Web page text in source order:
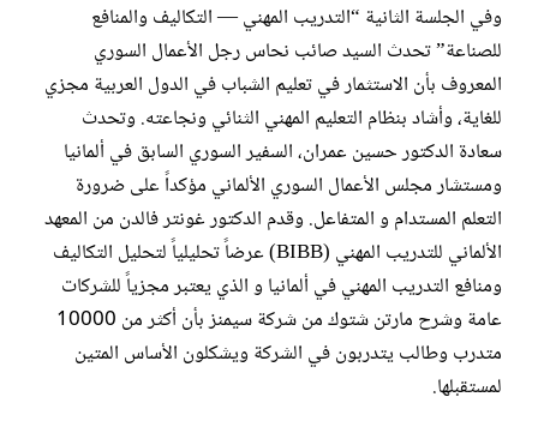
وفي الجلسة الثانية “التدريب المهني — التكاليف والمنافع
للصناعة” تحدث السيد صائب نحاس رجل الأعمال السوري
المعروف بأن الاستثمار في تعليم الشباب في الدول العربية مجزي
للغاية، وأشاد بنظام التعليم المهني الثنائي ونجاعته. وتحدث
سعادة الدكتور حسين عمران، السفير السوري السابق في ألمانيا
ومستشار مجلس الأعمال السوري الألماني مؤكداً على ضرورة
التعلم المستدام و المتفاعل. وقدم الدكتور غونتر فالدن من المعهد
الألماني للتدريب المهني (BIBB) عرضاً تحليلياً لتحليل التكاليف
ومنافع التدريب المهني في ألمانيا و الذي يعتبر مجزياً للشركات
عامة وشرح مارتن شتوك من شركة سيمنز بأن أكثر من 10000
متدرب وطالب يتدربون في الشركة ويشكلون الأساس المتين
لمستقبلها.